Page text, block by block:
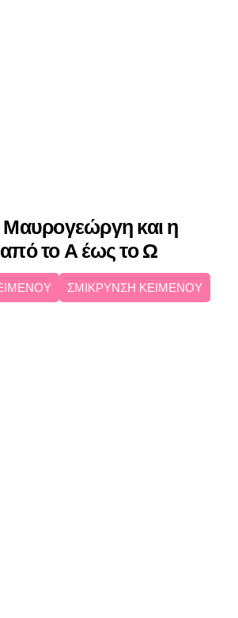
Μαυρογεώργη και η
το Α έως το Ω
ΣΜΙΚΡΥΝΣΗ ΚΕΙΜΕΝΟΥ